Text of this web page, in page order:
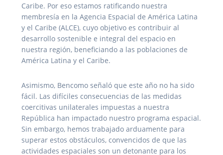
Caribe. Por eso estamos ratificando nuestra
membresía en la Agencia Espacial de América Latina
y el Caribe (ALCE), cuyo objetivo es contribuir al
desarrollo sostenible e integral del espacio en
nuestra región, beneficiando a las poblaciones de
América Latina y el Caribe.
Asimismo, Bencomo señaló que este año no ha sido
fácil. Las difíciles consecuencias de las medidas
coercitivas unilaterales impuestas a nuestra
República han impactado nuestro programa espacial.
Sin embargo, hemos trabajado arduamente para
superar estos obstáculos, convencidos de que las
actividades espaciales son un detonante para los